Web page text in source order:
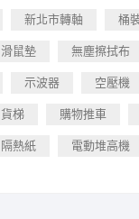
新北市轉軸 桶
滑鼠墊 無塵擦拭布
示波器 空壓機
貨梯 購物推車
隔熱紙 電動堆高機